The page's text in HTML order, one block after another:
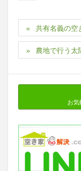
共有名義の空
農地で行う太
お気